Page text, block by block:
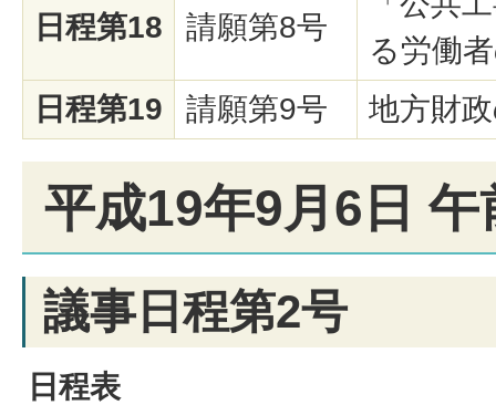
日程第18 請願第8号
る労働
日程第19
請願第9号 地方財
平成19年9月6日 午
議事日程第2号
日程表